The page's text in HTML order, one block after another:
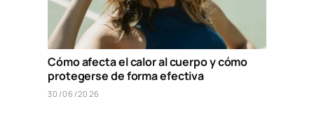
Cómo afecta el calor al cuerpo y cómo
protegerse de forma efectiva
30/06/2026